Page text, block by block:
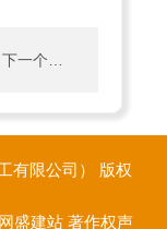
下一个：
有限公司） 版权
网盛建站 著作权声